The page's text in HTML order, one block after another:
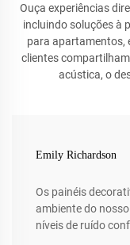
Ouça experiências
incluindo soluções à
para apartamentos,
clientes
acústica, o
Emily Richardson
Os painéis
ambiente do
níveis de ruído